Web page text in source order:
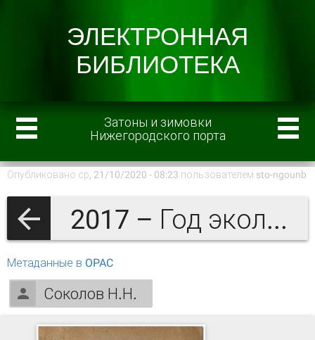
Затоны и зимовки
Нижегородского порта
Опубликовано ср, 21/10/2020 - 08:23 пользователем sto-ngounb
2017 – Год экологии в России
Метаданные в OPAC
Соколов Н.Н.